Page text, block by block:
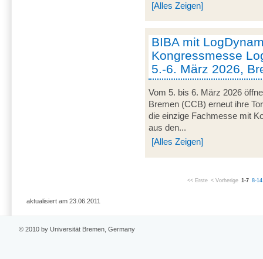
[Alles Zeigen]
BIBA mit
Kongressmesse
5.-6. März 2026,
Vom 5. bis 6. März 2026
Bremen (CCB) erneut ihre
die einzige Fachmesse mit
aus den...
[Alles Zeigen]
<< Erste < Vorherige 1-7 8-14
aktualisiert am 23.06.2011
© 2010 by Universität Bremen, Germany